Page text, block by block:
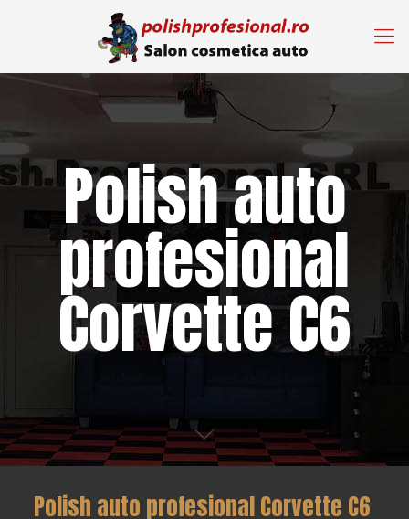
Polish auto
profesional
Corvette C6
Polish auto profesional Corvette C6